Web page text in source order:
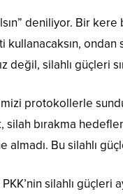
deniliyor. Bir
ondan
değil, silahlı güçleri
protokollerle
silah bırakma
almadı. Bu silahlı
PKK’nin silahlı